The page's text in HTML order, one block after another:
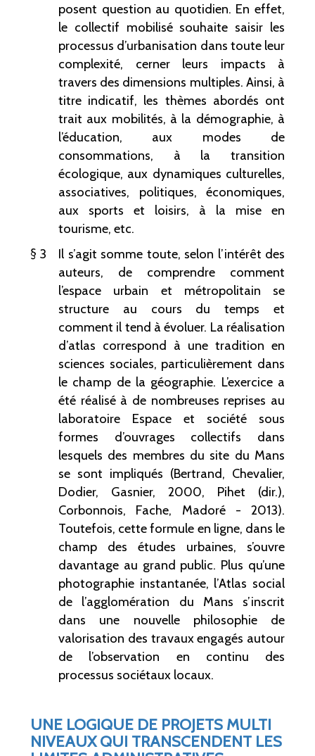
posent question au quotidien. En effet,
le collectif mobilisé souhaite saisir les
processus d’urbanisation dans toute leur
complexité, cerner leurs impacts à
travers des dimensions multiples. Ainsi, à
titre indicatif, les thèmes abordés ont
trait aux mobilités, à la démographie, à
l’éducation, aux modes de
consommations, à la transition
écologique, aux dynamiques culturelles,
associatives, politiques, économiques,
aux sports et loisirs, à la mise en
tourisme, etc.
3
Il s’agit somme toute, selon l’intérêt des
auteurs, de comprendre comment
l’espace urbain et métropolitain se
structure au cours du temps et
comment il tend à évoluer. La réalisation
d’atlas correspond à une tradition en
sciences sociales, particulièrement dans
le champ de la géographie. L’exercice a
été réalisé à de nombreuses reprises au
laboratoire Espace et société sous
formes d’ouvrages collectifs dans
lesquels des membres du site du Mans
se sont impliqués (Bertrand, Chevalier,
Dodier, Gasnier, 2000, Pihet (dir.),
Corbonnois, Fache, Madoré
- 2013).
Toutefois, cette formule en ligne, dans le
champ des études urbaines, s’ouvre
davantage au grand public. Plus qu’une
photographie instantanée, l’Atlas social
de l’agglomération du Mans s’inscrit
dans une nouvelle philosophie de
valorisation des travaux engagés autour
de l’observation en continu des
processus sociétaux locaux.
UNE LOGIQUE DE PROJETS MULTI
NIVEAUX QUI TRANSCENDENT LES